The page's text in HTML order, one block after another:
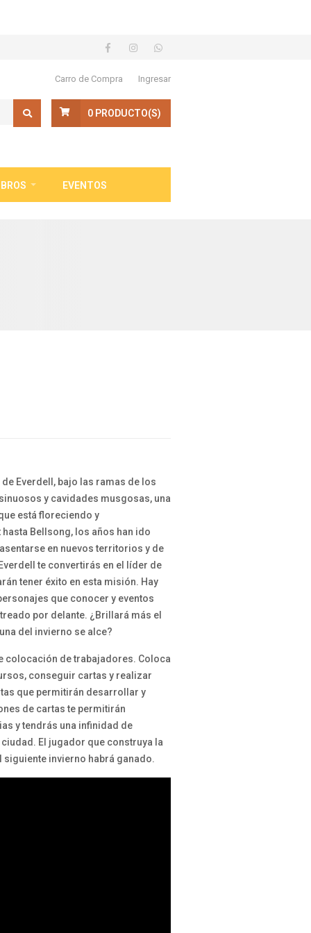
Carro de Compra Ingresar
0 PRODUCTO(S)
EVENTOS
Everdell, bajo las ramas de los
y cavidades musgosas, una
está floreciendo y
Bellsong, los años han ido
en nuevos territorios y de
te convertirás en el líder de
tener éxito en esta misión. Hay
que conocer y eventos
por delante. ¿Brillará más el
del invierno se alce?
colocación de trabajadores. Coloca
conseguir cartas y realizar
que permitirán desarrollar y
de cartas te permitirán
y tendrás una infinidad de
El jugador que construya la
invierno habrá ganado.